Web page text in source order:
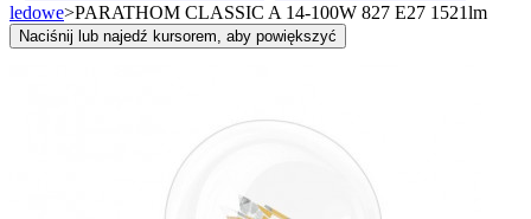
ledowe>PARATHOM CLASSIC A 14-100W 827 E27 1521lm
Naciśnij lub najedź kursorem, aby powiększyć